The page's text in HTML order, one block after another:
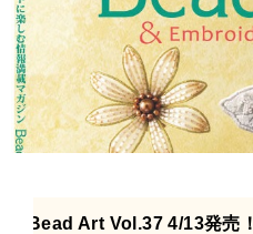
Bead Art Vol.37 4/13発売！